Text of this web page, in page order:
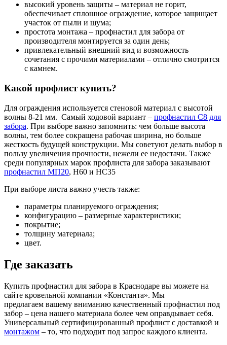
высокий уровень защиты – материал не горит,
обеспечивает сплошное ограждение, которое защищает
участок от пыли и шума;
простота монтажа – профнастил для забора от
производителя монтируется за один день;
привлекательный внешний вид и возможность
сочетания с прочими материалами – отлично смотрится
с камнем.
Какой профлист купить?
Для ограждения используется стеновой материал с высотой
волны 8-21 мм. Самый ходовой вариант – профнастил С8 для
забора. При выборе важно запомнить: чем больше высота
волны, тем более сокращена рабочая ширина, но больше
жесткость будущей конструкции. Мы советуют делать выбор в
пользу увеличения прочности, нежели ее недостачи. Также
среди популярных марок профлиста для забора заказывают
профнастил МП20, Н60 и НС35
При выборе листа важно учесть также:
параметры планируемого ограждения;
конфигурацию – размерные характеристики;
покрытие;
толщину материала;
цвет.
Где заказать
Купить профнастил для забора в Краснодаре вы можете на
сайте кровельной компании «Константа». Мы
предлагаем вашему вниманию качественный профнастил под
забор – цена нашего материала более чем оправдывает себя.
Универсальный сертифицированный профлист с доставкой и
монтажом – то, что подходит под запрос каждого клиента.